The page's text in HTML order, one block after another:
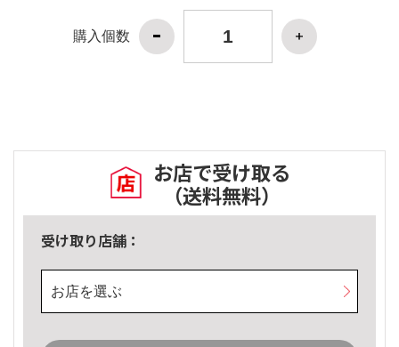
購入個数
お店で受け取る
（送料無料）
受け取り店舗：
お店を選ぶ